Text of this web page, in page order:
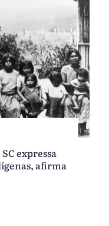
expressa
afirma